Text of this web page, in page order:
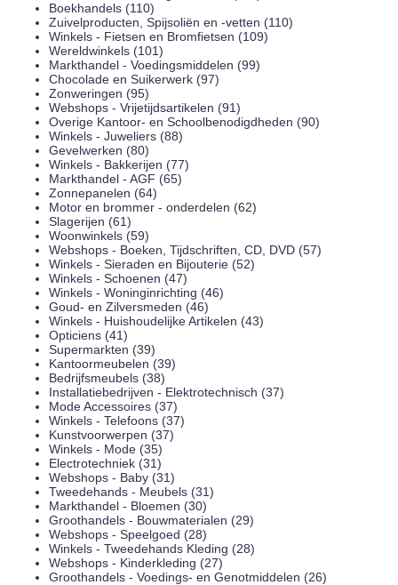
Boekhandels (110)
Zuivelproducten, Spijsoliën en -vetten (110)
Winkels - Fietsen en Bromfietsen (109)
Wereldwinkels (101)
Markthandel - Voedingsmiddelen (99)
Chocolade en Suikerwerk (97)
Zonweringen (95)
Webshops - Vrijetijdsartikelen (91)
Overige Kantoor- en Schoolbenodigdheden (90)
Winkels - Juweliers (88)
Gevelwerken (80)
Winkels - Bakkerijen (77)
Markthandel - AGF (65)
Zonnepanelen (64)
Motor en brommer - onderdelen (62)
Slagerijen (61)
Woonwinkels (59)
Webshops - Boeken, Tijdschriften, CD, DVD (57)
Winkels - Sieraden en Bijouterie (52)
Winkels - Schoenen (47)
Winkels - Woninginrichting (46)
Goud- en Zilversmeden (46)
Winkels - Huishoudelijke Artikelen (43)
Opticiens (41)
Supermarkten (39)
Kantoormeubelen (39)
Bedrijfsmeubels (38)
Installatiebedrijven - Elektrotechnisch (37)
Mode Accessoires (37)
Winkels - Telefoons (37)
Kunstvoorwerpen (37)
Winkels - Mode (35)
Electrotechniek (31)
Webshops - Baby (31)
Tweedehands - Meubels (31)
Markthandel - Bloemen (30)
Groothandels - Bouwmaterialen (29)
Webshops - Speelgoed (28)
Winkels - Tweedehands Kleding (28)
Webshops - Kinderkleding (27)
Groothandels - Voedings- en Genotmiddelen (26)